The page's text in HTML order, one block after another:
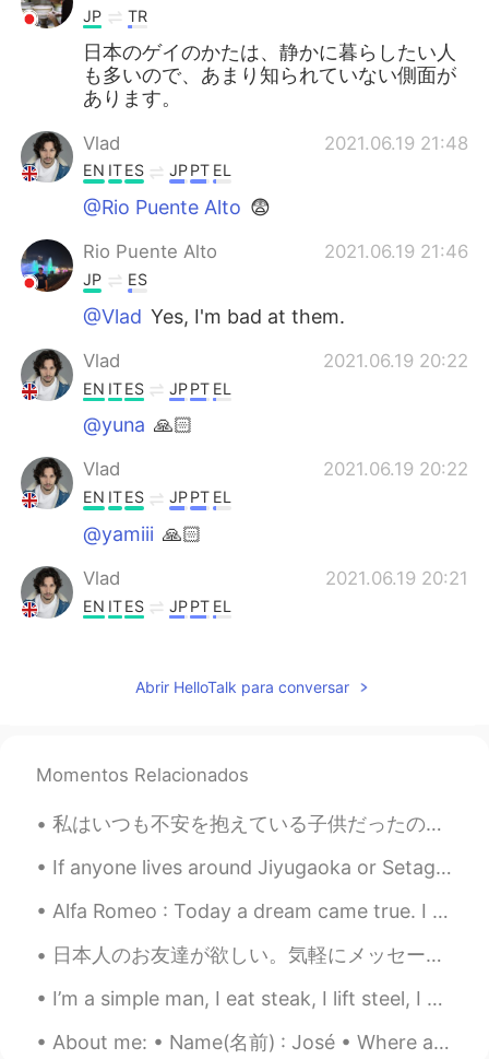
JP TR
日本のゲイのかたは、静かに暮らしたい人
も多いので、あまり知られていない側面が
あります。
Vlad 2021.06.19 21:48
EN ITES JPPT EL
@Rio Puente Alto 😨
Rio Puente Alto 2021.06.19 21:46
JP ES
@Vlad Yes, I'm bad at them.
Vlad 2021.06.19 20:22
EN ITES JPPT EL
@yuna 🙏🏻
Vlad 2021.06.19 20:22
EN ITES JPPT EL
@yamiii 🙏🏻
Vlad 2021.06.19 20:21
EN ITES JPPT EL
@JUN🙏🏻
Vlad 2021.06.19 20:20
@Ay
EN ITES JPPTEL
@Mizuki 🙏🏻
yuna 2021.06.19 13:35
Abrir HelloTalk para conversar
Momentos Relacionados
私はいつも不安を抱えている子供だったので、自分を見つける唯一の方法は、可能な限り最悪の事を考えて身を置くことでした。 世界のすべての人に与える私の最大のアドバイスはこれです。 私たち...
If anyone lives around Jiyugaoka or Setagaya feel free to chat with me. I am looking for new frie...
Alfa Romeo : Today a dream came true. I managed to purchase the same car my grandfather had in...
日本人のお友達が欲しい。気軽にメッセージを送って下さい。 僕は28歳。歌手とモデルです。ハーフイギリス人ですけど今はローマに住んでいます。武道や旅行するやボードゲームなど好きです。 いつか日本に...
I’m a simple man, I eat steak, I lift steel, I solve problems for money , I get sun, I corrupt cu...
About me: • Name(名前) : José • Where are you from?(出身) : 🇺🇸🇲🇽 • Height (背の高さ) : 179 cm • Birthday...